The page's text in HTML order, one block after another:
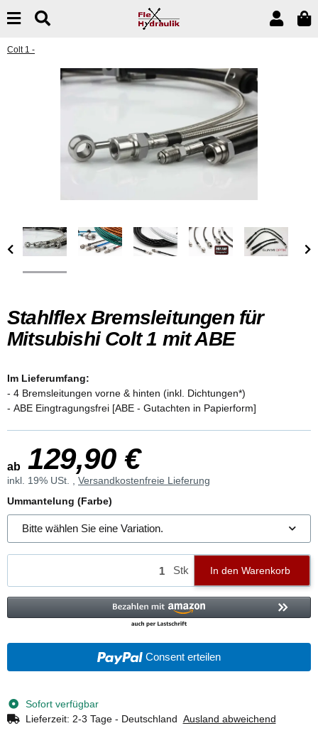
Colt 1 -
Stahlflex Bremsleitungen für
Mitsubishi Colt 1 mit ABE
Im Lieferumfang:
- 4 Bremsleitungen vorne & hinten (inkl. Dichtungen*)
- ABE Eingtragungsfrei [ABE - Gutachten in Papierform]
ab 129,90 €
inkl. 19% USt. , Versandkostenfreie Lieferung
Ummantelung (Farbe)
Bitte wählen Sie eine Variation.
Stk In den Warenkorb
Consent erteilen
Sofort verfügbar
Lieferzeit: 2-3 Tage - Deutschland Ausland abweichend